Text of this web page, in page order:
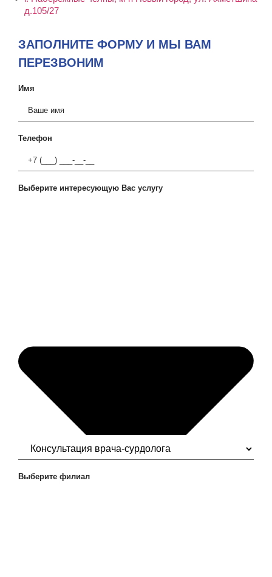
д.105/27
ЗАПОЛНИТЕ ФОРМУ И МЫ ВАМ
ПЕРЕЗВОНИМ
Имя
Телефон
Выберите интересующую Вас услугу
Выберите филиал